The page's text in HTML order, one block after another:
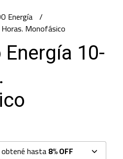
Energía
Monofásico
10-
hasta8% OFF